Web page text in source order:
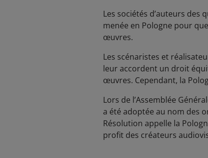
Les sociétés d’auteurs des
menée en Pologne pour
œuvres.
Les scénaristes et
leur accordent un droit
œuvres. Cependant, la
Lors de l’Assemblée
a été adoptée au nom des
Résolution appelle la
profit des créateurs